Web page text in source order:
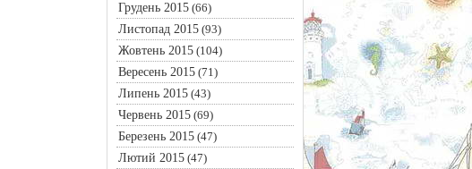
Грудень 2015(66)
Листопад 2015(93)
Жовтень 2015(104)
Вересень 2015(71)
Липень 2015(43)
Червень 2015(69)
Березень 2015(47)
Лютий 2015(47)